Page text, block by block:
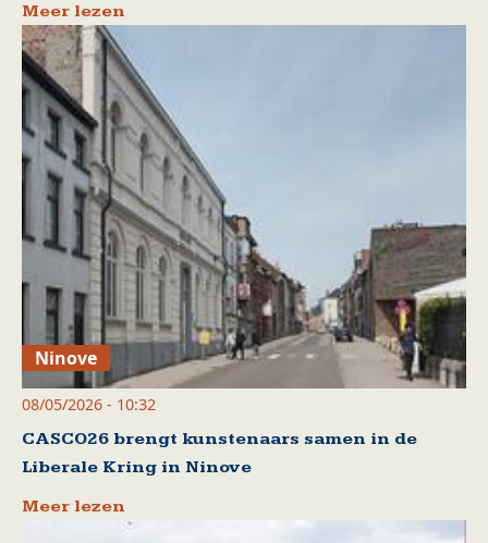
Meer lezen
Ninove
08/05/2026 - 10:32
CASCO26 brengt kunstenaars samen in de
Liberale Kring in Ninove
Meer lezen